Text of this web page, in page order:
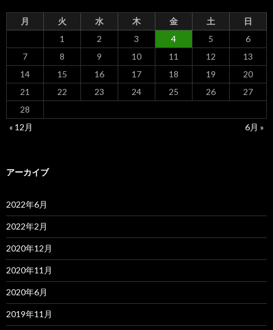
月 火 水 木 金 土
日
1
2 3 4 5
6
7
8 9 10 11 12
13
14
15 16 17 18 19
20
21
22 23 24 25 26
27
28
« 12月
6月 »
アーカイブ
2022年6月
2022年2月
2020年12月
2020年11月
2020年6月
2019年11月